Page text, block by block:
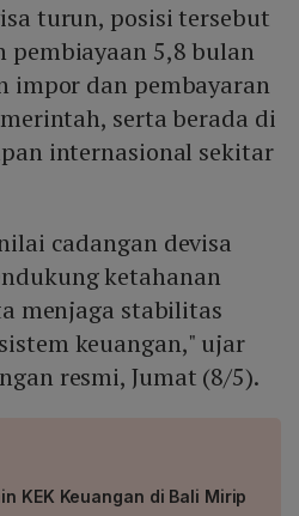
kuat. Meski rupiah
kondisi ekonomi Indonesia
turun, posisi tersebut
pembiayaan 5,8 bulan
impor dan pembayaran
serta berada di
internasional sekitar
cadangan devisa
ketahanan
menjaga stabilitas
keuangan," ujar
resmi, Jumat (8/5).
KEK Keuangan di Bali Mirip